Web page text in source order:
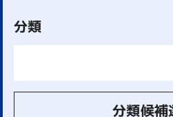
分類
分類候補